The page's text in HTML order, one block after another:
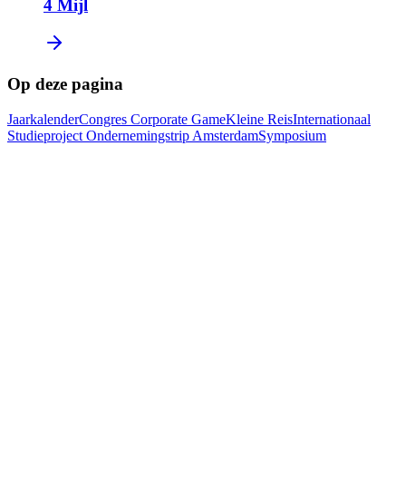
4 Mijl
Op deze pagina
JaarkalenderCongres Corporate GameKleine ReisInternationaal
Studieproject Ondernemingstrip AmsterdamSymposium